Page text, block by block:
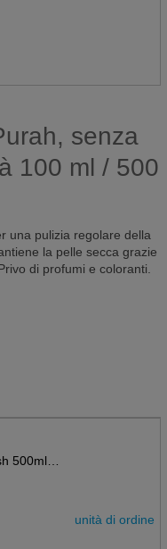
senza
100 ml / 500
una pulizia regolare della
la pelle secca grazie
di profumi e coloranti.
500ml
fragranza
unità di ordine